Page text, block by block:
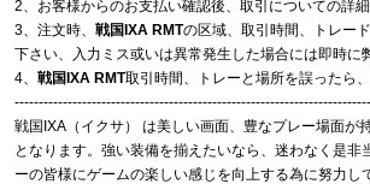
2、お客様からのお支払い確認後、取引についての詳
3、注文時、 戦国IXA RMTの区域、取引時間、トレー
下さい、入力ミス或いは異常発生した場合には即時に
4、 戦国IXA RMT取引時間、トレーと場所を誤ったら
戦国IXA（イクサ） は美しい画面、豊なプレー場面が
となります。強い装備を揃えたいなら、迷わなく是
ーの皆様にゲームの楽しい感じを向上する為に努力し